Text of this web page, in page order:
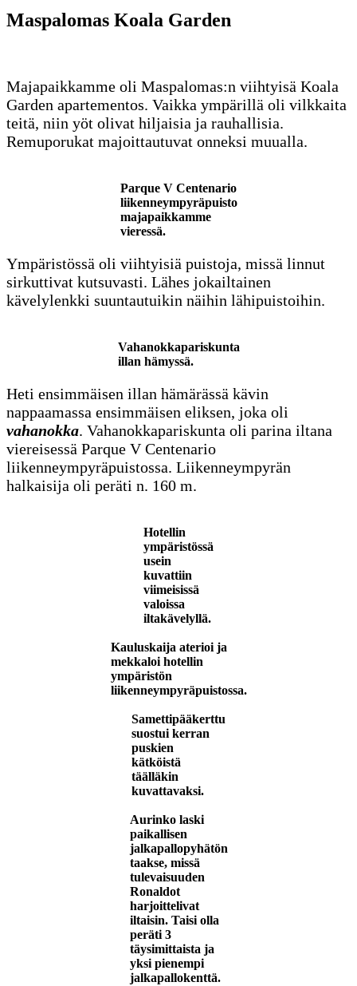
Maspalomas Koala Garden
Majapaikkamme oli Maspalomas:n viihtyisä Koala
Garden apartementos. Vaikka ympärillä oli vilkkaita
teitä, niin yöt olivat hiljaisia ja rauhallisia.
Remuporukat majoittautuvat onneksi muualla.
Parque V Centenario
liikenneympyräpuisto
majapaikkamme
vieressä.
Ympäristössä oli viihtyisiä puistoja, missä linnut
sirkuttivat kutsuvasti. Lähes jokailtainen
kävelylenkki suuntautuikin näihin lähipuistoihin.
Vahanokkapariskunta
illan hämyssä.
Heti ensimmäisen illan hämärässä kävin
nappaamassa ensimmäisen eliksen, joka oli
vahanokka. Vahanokkapariskunta oli parina iltana
viereisessä Parque V Centenario
liikenneympyräpuistossa. Liikenneympyrän
halkaisija oli peräti n. 160 m.
Hotellin
ympäristössä
usein
kuvattiin
viimeisissä
valoissa
iltakävelyllä.
Kauluskaija aterioi ja
mekkaloi hotellin
ympäristön
liikenneympyräpuistossa.
Samettipääkerttu
suostui kerran
puskien
kätköistä
täälläkin
kuvattavaksi.
Aurinko laski
paikallisen
jalkapallopyhätön
taakse, missä
tulevaisuuden
Ronaldot
harjoittelivat
iltaisin. Taisi olla
peräti 3
täysimittaista ja
yksi pienempi
jalkapallokenttä.